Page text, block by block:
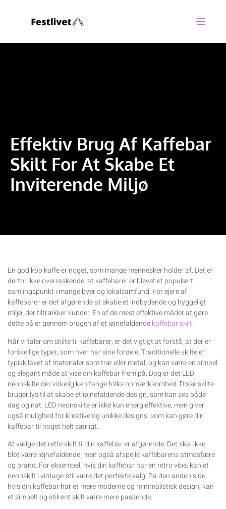
Effektiv Brug Af Kaffebar
Skilt For At Skabe Et
Inviterende Miljø
En god kop kaffe er noget, som mange mennesker holder af. Det er
derfor ikke overraskende, at kaffebarer er blevet et populært
samlingspunkt i mange byer og lokalsamfund. For ejere af
kaffebarer er det afgørende at skabe et indbydende og hyggeligt
miljø, der tiltrækker kunder. En af de mest effektive måder at gøre
dette på er gennem brugen af et iøjnefaldendekaffebar skilt.
Når vi taler om skilte til kaffebarer, er det vigtigt at forstå, at der er
forskellige typer, som hver har sine fordele. Traditionelle skilte er
typisk lavet af materialer som træ eller metal, og kan være en simpel
og elegant måde at vise din kaffebar frem på. Dog er det LED
neonskilte der virkelig kan fange folks opmærksomhed. Disse skilte
bruger lys til at skabe et iøjnefaldende design, som kan ses både
dag og nat. LED neonskilte er ikke kun energieffektive, men giver
også mulighed for kreative og unikke designs, som kan gøre din
kaffebar til noget helt særligt.
At vælge det rette skilt til din kaffebar er afgørende. Det skal ikke
blot være iøjnefaldende, men også afspejle kaffebarens atmosfære
og brand. For eksempel, hvis din kaffebar har en retro vibe, kan et
neonskilt i vintage-stil være det perfekte valg. På den anden side,
hvis din kaffebar har et mere moderne og minimalistisk design, kan
et simpelt og stilrent skilt være mere passende.